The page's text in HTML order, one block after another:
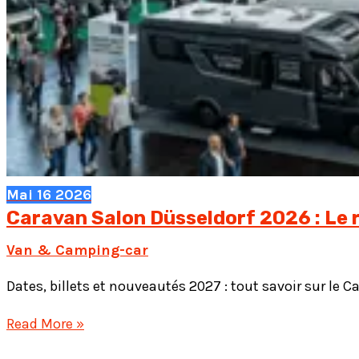
Mai 16 2026
Caravan Salon Düsseldorf 2026 :
Van & Camping-car
Dates, billets et nouveautés 2027 : tout savoir sur le
Caravan
Read More »